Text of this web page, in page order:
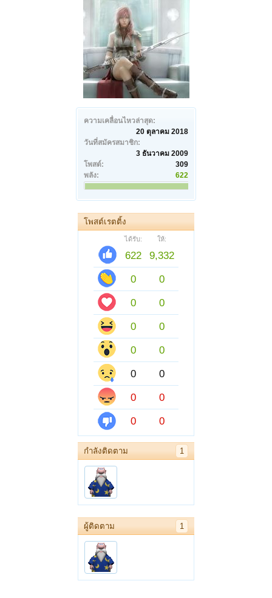
ความเคลื่อนไหวล่าสุด:
20 ตุลาคม 2018
วันที่สมัครสมาชิก:
3 ธันวาคม 2009
โพสต์:
309
พลัง:
622
โพสต์เรตติ้ง
ได้รับ: ให้:
622
9,332
0
0
0
0
0
0
0
0
0
0
0
0
0
0
กำลังติดตาม 1
ผู้ติดตาม 1